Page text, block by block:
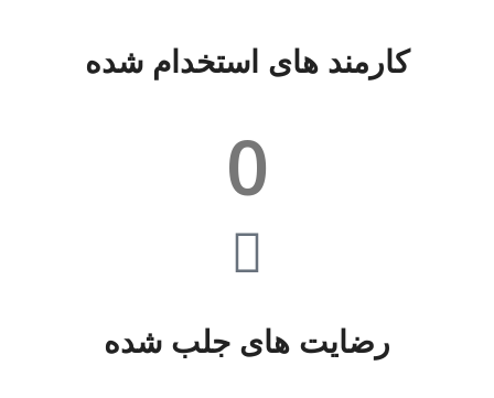
کارمند های استخدام شده
0
رضایت های جلب شده